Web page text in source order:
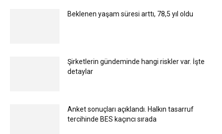
Beklenen yaşam süresi arttı, 78,5 yıl oldu
Şirketlerin gündeminde hangi riskler var. İşte
detaylar
Anket sonuçları açıklandı. Halkın tasarruf
tercihinde BES kaçıncı sırada